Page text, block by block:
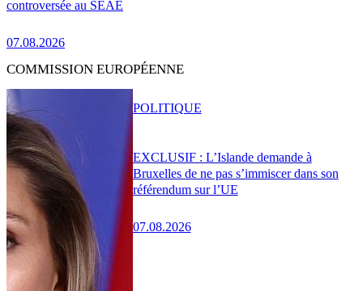
controversée au SEAE
07.08.2026
COMMISSION EUROPÉENNE
EXCLUSIF : L’Islande demande à
Bruxelles de ne pas s’immiscer dans son
référendum sur l’UE
07.08.2026
POLITIQUE